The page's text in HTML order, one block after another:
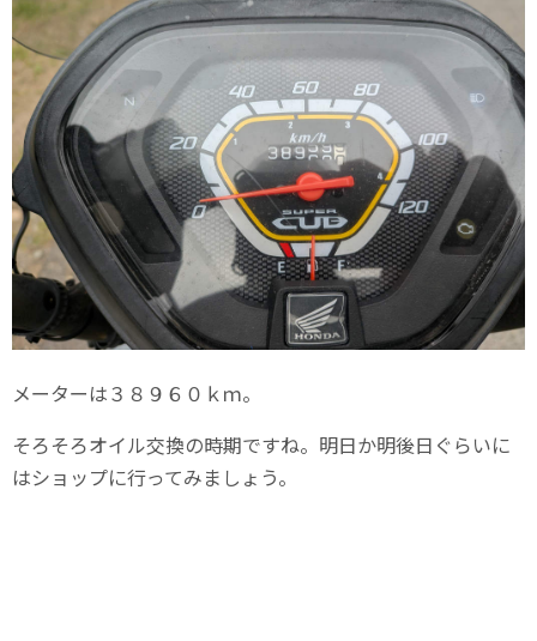
メーターは３８９６０ｋｍ。
そろそろオイル交換の時期ですね。明日か明後日ぐらいに
はショップに行ってみましょう。